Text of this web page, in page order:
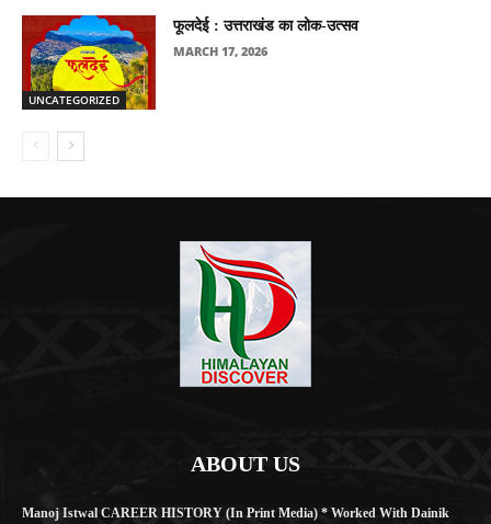
UNCATEGORIZED
फूलदेई : उत्तराखंड का लोक-उत्सव
MARCH 17, 2026
ABOUT US
Manoj Istwal CAREER HISTORY (in Print Media) * Worked With Dainik